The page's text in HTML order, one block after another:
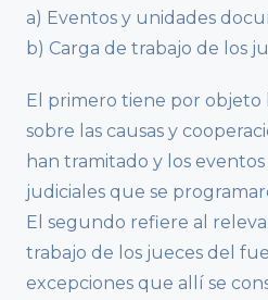
a) Eventos y unidades
b) Carga de trabajo de los
El primero tiene por
sobre las causas y
han tramitado y los
judiciales que se
El segundo refiere al
trabajo de los jueces del
excepciones que allí se